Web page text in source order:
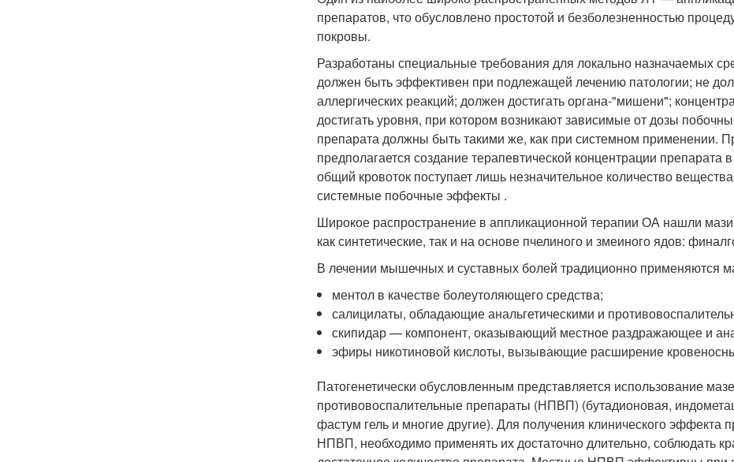
препаратов, что обусловлено простотой и безболезненностью
покровы.
Разработаны специальные требования для локально назначаемых
должен быть эффективен при подлежащей лечению патологии; не
аллергических реакций; должен достигать органа-"мишени";
достигать уровня, при котором возникают зависимые от дозы
препарата должны быть такими же, как при системном применении.
предполагается создание терапевтической концентрации препарата
общий кровоток поступает лишь незначительное количество
системные побочные эффекты .
Широкое распространение в аппликационной терапии ОА нашли
как синтетические, так и на основе пчелиного и змеиного ядов:
В лечении мышечных и суставных болей традиционно применяются
ментол в качестве болеутоляющего средства;
салицилаты, обладающие анальгетическими и
скипидар — компонент, оказывающий местное раздражающее и
эфиры никотиновой кислоты, вызывающие расширение
Патогенетически обусловленным представляется использование
противовоспалительные препараты (НПВП) (бутадионовая,
фастум гель и многие другие). Для получения клинического
НПВП, необходимо применять их достаточно длительно, соблюдать